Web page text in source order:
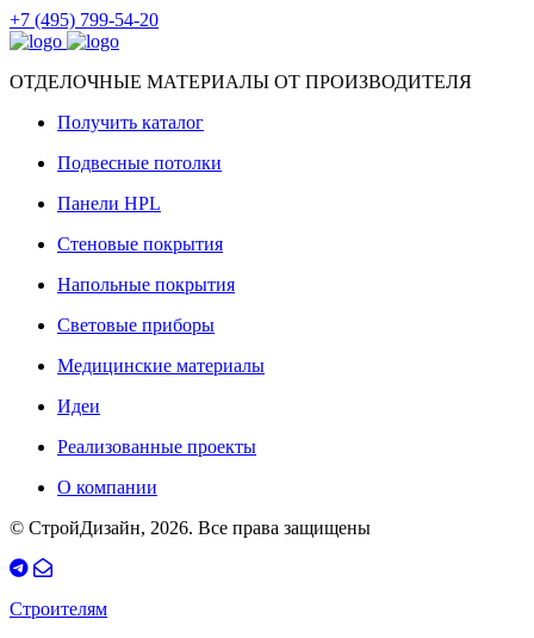
+7 (495) 799-54-20
ОТДЕЛОЧНЫЕ МАТЕРИАЛЫ ОТ ПРОИЗВОДИТЕЛЯ
Получить каталог
Подвесные потолки
Панели HPL
Стеновые покрытия
Напольные покрытия
Световые приборы
Медицинские материалы
Идеи
Реализованные проекты
О компании
© СтройДизайн, 2026. Все права защищены
Строителям